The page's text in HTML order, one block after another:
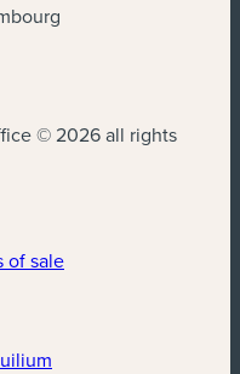
© 2026 all rights
of sale